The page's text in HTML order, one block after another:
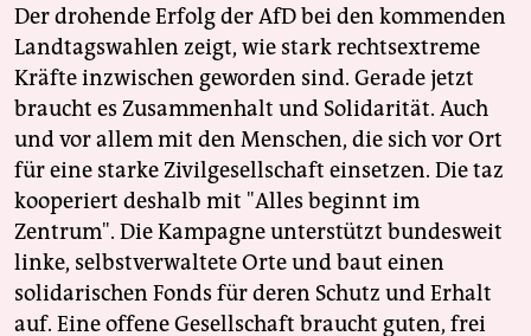
Der drohende Erfolg der AfD bei den kommenden
Landtagswahlen zeigt, wie stark rechtsextreme
Kräfte inzwischen geworden sind. Gerade jetzt
braucht es Zusammenhalt und Solidarität. Auch
und vor allem mit den Menschen, die sich vor Ort
für eine starke Zivilgesellschaft einsetzen. Die taz
kooperiert deshalb mit "Alles beginnt im
Zentrum". Die Kampagne unterstützt bundesweit
linke, selbstverwaltete Orte und baut einen
solidarischen Fonds für deren Schutz und Erhalt
auf. Eine offene Gesellschaft braucht guten, frei